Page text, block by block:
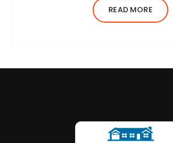
adipiscing elit, sed do
incididunt ut…
READ MORE